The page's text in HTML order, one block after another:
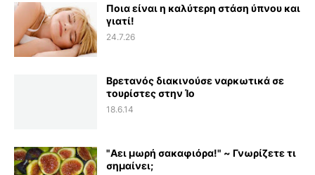
Ποια είναι η καλύτερη στάση ύπνου και
γιατί!
24.7.26
Βρετανός διακινούσε ναρκωτικά σε
τουρίστες στην Ίο
18.6.14
"Αει μωρή σακαφιόρα!" ~ Γνωρίζετε τι
σημαίνει;